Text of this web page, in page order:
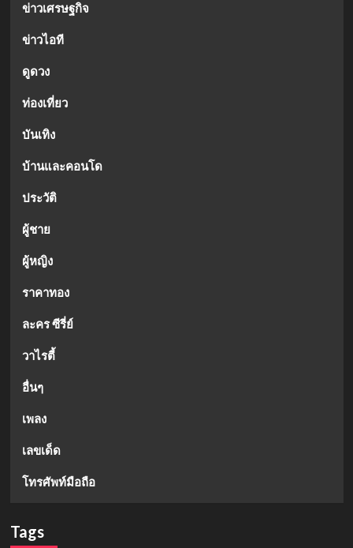
ข่าวเศรษฐกิจ
ข่าวไอที
ดูดวง
ท่องเที่ยว
บันเทิง
บ้านและคอนโด
ประวัติ
ผู้ชาย
ผู้หญิง
ราคาทอง
ละคร ซีรี่ย์
วาไรตี้
อื่นๆ
เพลง
เลขเด็ด
โทรศัพท์มือถือ
Tags